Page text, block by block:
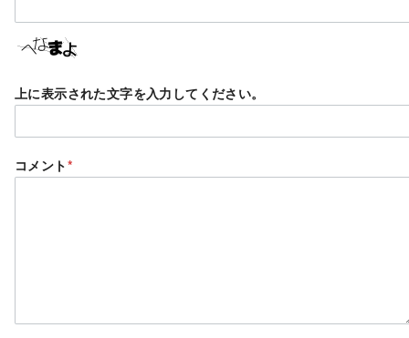
上に表示された文字を入力してください。
コメント*